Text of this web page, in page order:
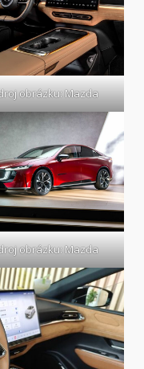
obrázku: Mazda
obrázku: Mazda